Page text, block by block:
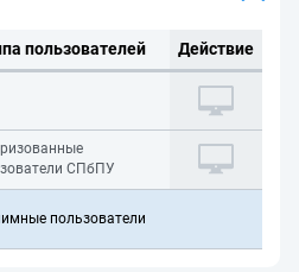
пользователей Действие
СПбПУ
пользователи